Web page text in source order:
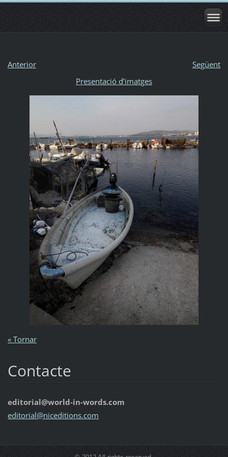
Anterior
Següent
Presentació dʼimatges
« Tornar
Contacte
editorial@world-in-words.com
editorial@niceditions.com